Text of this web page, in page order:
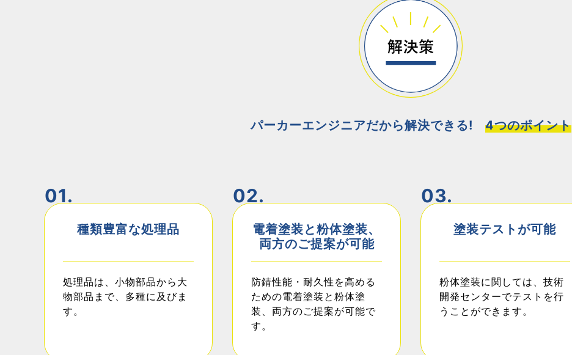
パーカーエンジニアだから解決できる! 4つのポイント
01.
種類豊富な処理品
処理品は、小物部品から大
物部品まで、多種に及びま
す。
02.
電着塗装と粉体塗装、
両方のご提案が可能
防錆性能・耐久性を高める
ための電着塗装と粉体塗
装、両方のご提案が可能で
す。
03.
塗装テストが可能
粉体塗装に関しては、技術
開発センターでテストを行
うことができます。